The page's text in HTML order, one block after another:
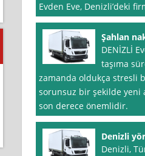
Evden Eve, Denizli’deki
Şahlan
DENİZLİ
taşıma
zamanda oldukça stresli
sorunsuz bir şekilde yeni
son derece önemlidir.
Denizli
Denizli,